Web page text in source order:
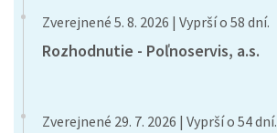
Zverejnené 5. 8. 2026 | Vyprší o 58 dní.
Rozhodnutie - Poľnoservis, a.s.
Zverejnené 29. 7. 2026 | Vyprší o 54 dní.